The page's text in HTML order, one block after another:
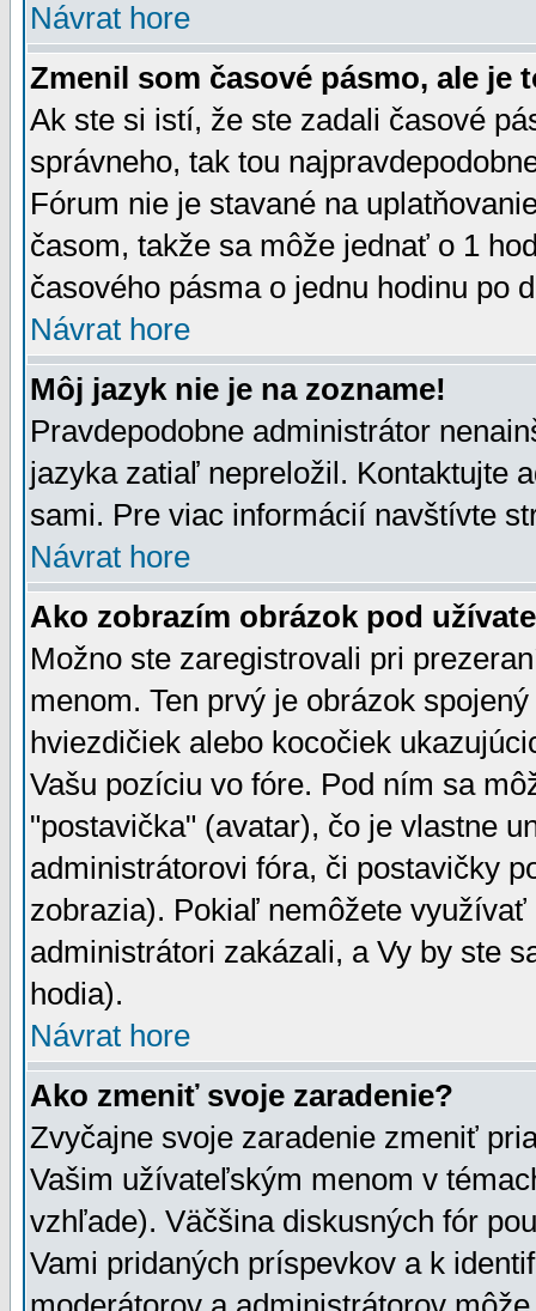
Návrat hore
Zmenil som časové pásmo, ale je
Ak ste si istí, že ste zadali časové
správneho, tak tou
Fórum nie je stavané na
časom, takže sa môže jednať o 1
časového pásma o jednu hodinu po
Návrat hore
Môj jazyk nie je na zozname!
Pravdepodobne administrátor
jazyka zatiaľ nepreložil. Kontaktujte
sami. Pre viac informácií navštívte
Návrat hore
Ako zobrazím obrázok pod
Možno ste zaregistrovali pri
menom. Ten prvý je obrázok
hviezdičiek alebo kocočiek
Vašu pozíciu vo fóre. Pod ním sa
"postavička" (avatar), čo je vlastne
administrátorovi fóra, či postavičky
zobrazia). Pokiaľ nemôžete
administrátori zakázali, a Vy by ste
hodia).
Návrat hore
Ako zmeniť svoje zaradenie?
Zvyčajne svoje zaradenie zmeniť
Vašim užívateľským menom v
vzhľade). Väčšina diskusných fór
Vami pridaných príspevkov a k